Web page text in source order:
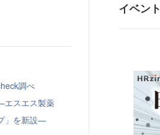
調べ
エスエス製薬
」を新設—
イベント